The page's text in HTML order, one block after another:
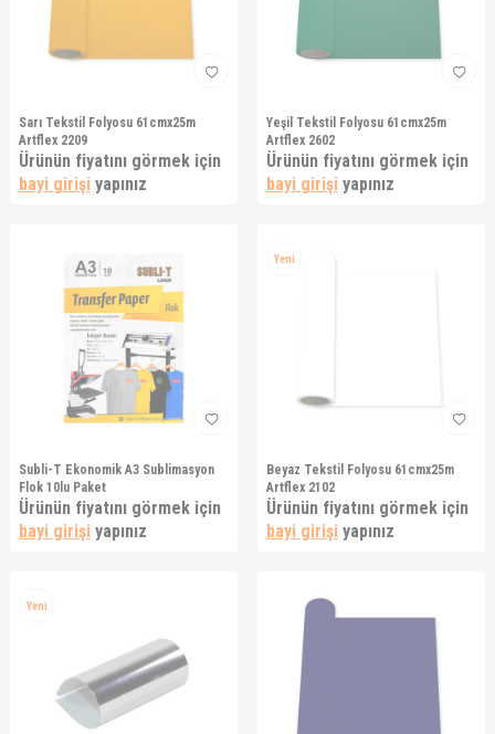
Sarı Tekstil Folyosu 61cmx25m
Artflex 2209
Ürünün fiyatını görmek için
bayi girişi yapınız
Yeşil Tekstil Folyosu 61cmx25m
Artflex 2602
Ürünün fiyatını görmek için
bayi girişi yapınız
Subli-T Ekonomik A3 Sublimasyon
Flok 10lu Paket
Ürünün fiyatını görmek için
bayi girişi yapınız
Yeni
Beyaz Tekstil Folyosu 61cmx25m
Artflex 2102
Ürünün fiyatını görmek için
bayi girişi yapınız
Yeni